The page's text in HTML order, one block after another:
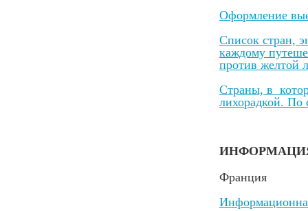
Оформление
Список стран,
каждому
против желтой
Cтраны, в
лихорадкой. По
Франция